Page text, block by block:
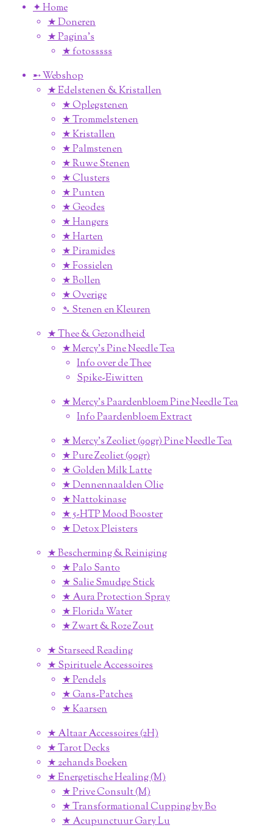
✦ Home
★ Doneren
★ Pagina’s
★ fotosssss
➸ Webshop
★ Edelstenen & Kristallen
★ Oplegstenen
★ Trommelstenen
★ Kristallen
★ Palmstenen
★ Ruwe Stenen
★ Clusters
★ Punten
★ Geodes
★ Hangers
★ Harten
★ Piramides
★ Fossielen
★ Bollen
★ Overige
➴ Stenen en Kleuren
★ Thee & Gezondheid
★ Mercy's Pine Needle Tea
Info over de Thee
Spike-Eiwitten
★ Mercy's Paardenbloem Pine Needle Tea
Info Paardenbloem Extract
★ Mercy's Zeoliet (90gr) Pine Needle Tea
★ Pure Zeoliet (90gr)
★ Golden Milk Latte
★ Dennennaalden Olie
★ Nattokinase
★ 5-HTP Mood Booster
★ Detox Pleisters
★ Bescherming & Reiniging
★ Palo Santo
★ Salie Smudge Stick
★ Aura Protection Spray
★ Florida Water
★ Zwart & Roze Zout
★ Starseed Reading
★ Spirituele Accessoires
★ Pendels
★ Gans-Patches
★ Kaarsen
★ Altaar Accessoires (2H)
★ Tarot Decks
★ 2ehands Boeken
★ Energetische Healing (M)
★ Prive Consult (M)
★ Transformational Cupping by Bo
★ Acupunctuur Gary Lu